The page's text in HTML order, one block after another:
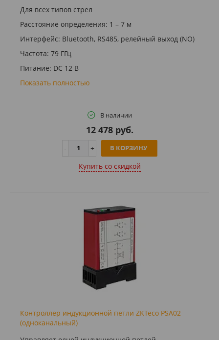
Для всех типов стрел
Расстояние определения: 1 – 7 м
Интерфейс: Bluetooth, RS485, релейный выход (NO)
Частота: 79 ГГц
Питание: DC 12 В
Показать полностью
В наличии
12 478 руб.
В КОРЗИНУ
Купить cо скидкой
Контроллер индукционной петли ZKTeco PSA02
(одноканальный)